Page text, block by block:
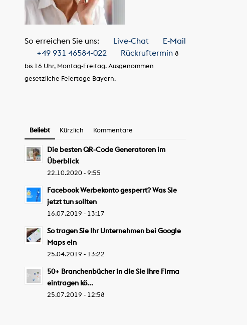
So erreichen Sie uns: Live-Chat
E-Mail
+49 931 46584-022
Rückruftermin 8
bis 16 Uhr, Montag-Freitag. Ausgenommen
gesetzliche Feiertage Bayern.
Beliebt Kürzlich Kommentare
Die besten QR-Code Generatoren im
Überblick
22.10.2020 - 9:55
Facebook Werbekonto gesperrt? Was Sie
jetzt tun sollten
16.07.2019 - 13:17
So tragen Sie Ihr Unternehmen bei Google
Maps ein
25.04.2019 - 13:22
50+ Branchenbücher in die Sie Ihre Firma
eintragen kö...
25.07.2019 - 12:58